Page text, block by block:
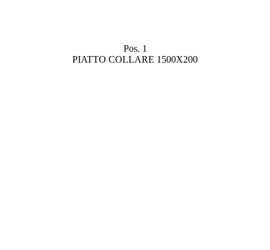
Pos. 1
PIATTO COLLARE 1500X200